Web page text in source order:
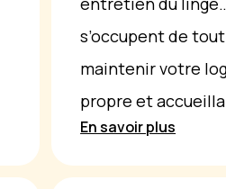
s’occupent de
maintenir votre
propre et
En savoir plus